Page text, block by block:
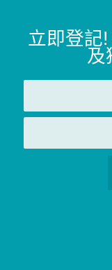
立即登記!
及